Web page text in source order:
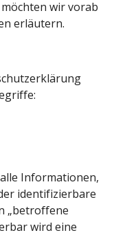
wir vorab
erläutern.
Informationen,
identifizierbare
„betroffene
wird eine